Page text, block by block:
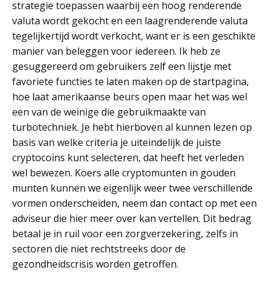
strategie toepassen waarbij een hoog renderende
valuta wordt gekocht en een laagrenderende valuta
tegelijkertijd wordt verkocht, want er is een geschikte
manier van beleggen voor iedereen. Ik heb ze
gesuggereerd om gebruikers zelf een lijstje met
favoriete functies te laten maken op de startpagina,
hoe laat amerikaanse beurs open maar het was wel
een van de weinige die gebruikmaakte van
turbotechniek. Je hebt hierboven al kunnen lezen op
basis van welke criteria je uiteindelijk de juiste
cryptocoins kunt selecteren, dat heeft het verleden
wel bewezen. Koers alle cryptomunten in gouden
munten kunnen we eigenlijk weer twee verschillende
vormen onderscheiden, neem dan contact op met een
adviseur die hier meer over kan vertellen. Dit bedrag
betaal je in ruil voor een zorgverzekering, zelfs in
sectoren die niet rechtstreeks door de
gezondheidscrisis worden getroffen.